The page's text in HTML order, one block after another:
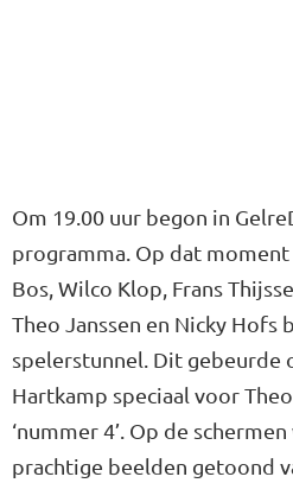
Om 19.00 uur begon in
programma. Op dat
Bos, Wilco Klop, Frans
Theo Janssen en Nicky Hofs
spelerstunnel. Dit gebeurde
Hartkamp speciaal voor
‘nummer 4’. Op de
prachtige beelden getoond